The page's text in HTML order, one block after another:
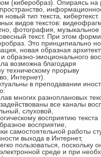
(киберобраз). Опираясь на
новый тип текста,
видов текстов:
фотография, музыкальное
текст. При этом
Это принципиально
новая образная
образно-эмоционального
возможна благодаря
техническому прорыву
Интернет).
в преподавании
многих разноплановых
все каналы
слуховой,
восприятию текста
восприятие,
самостоятельной работы
выхода в Интернет,
пользоваться, поскольку
среде и при